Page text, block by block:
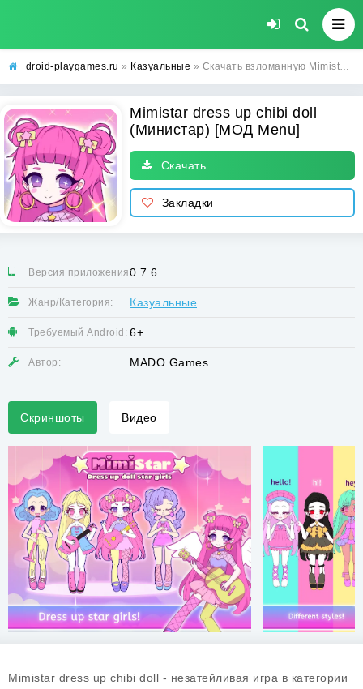
droid-playgames.ru » Казуальные » Скачать взломанную Mimistar dress up chibi doll (Министар) [МОД Menu] - стабильная версия apk на Андроид
Mimistar dress up chibi doll
(Министар) [МОД Menu]
Скачать
Закладки
Версия приложения:0.7.6
Жанр/Категория: Казуальные
Требуемый Android: 6+
Автор: MADO Games
Скриншоты Видео
Mimistar dress up chibi doll - незатейливая игра в категории